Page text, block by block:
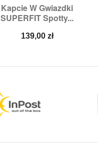
Kapcie W Gwiazdki
SUPERFIT Spotty...
Cena
139,00 zł
Szybki podgląd
Rozmiary:25,26